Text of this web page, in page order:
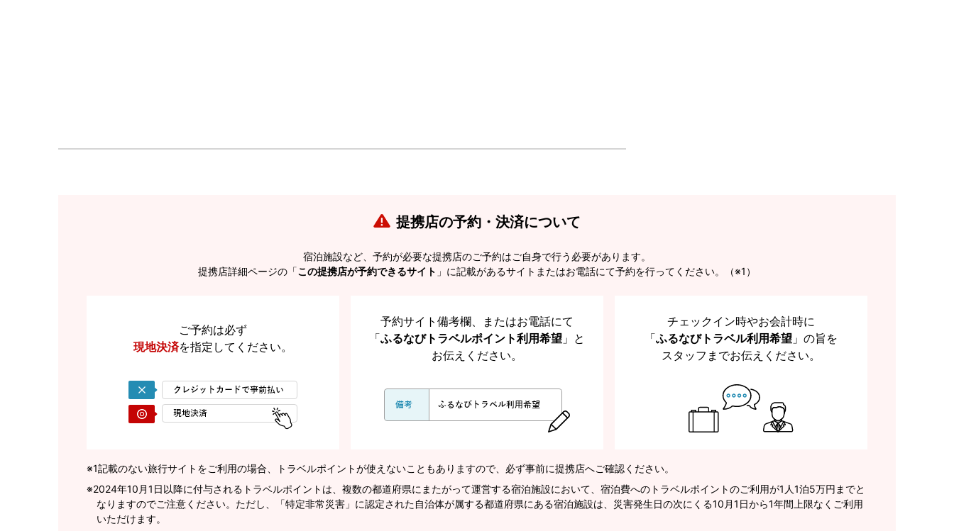
提携店の予約・決済について
宿泊施設など、予約が必要な提携店のご予約はご自身で行う必要があります。
提携店詳細ページの「この提携店が予約できるサイト 」に記載があるサイトまたはお電話にて予約を行ってください。（※1）
ご予約は必ず
現地決済を指定してください。
予約サイト備考欄、またはお電話にて
「ふるなびトラベルポイント利用希望 」と
お伝えください。
チェックイン時やお会計時に
「ふるなびトラベル利用希望 」の旨を
スタッフまでお伝えください。
※1記載のない旅行サイトをご利用の場合、トラベルポイントが使えないこともありますので、必ず事前に提携店へご確認ください。
2024年10月1日以降に付与されるトラベルポイントは、複数の都道府県にまたがって運営する宿泊施設において、宿泊費へのトラベルポイントのご利用が1人1泊5万円までと
なりますのでご注意ください。ただし、「特定非常災害」に認定された自治体が属する都道府県にある宿泊施設は、災害発生日の次にくる10月1日から1年間上限なくご利用
いただけます。